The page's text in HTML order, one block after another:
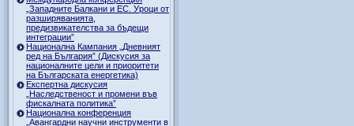
„Западните Балкани и ЕС. Уроци от
разширяванията,
предизвикателства за бъдещи
интеграции”
Национална Кампания „Дневният
ред на България” (Дискусия за
националните цели и приоритети
на Българската енергетика)
Експертна дискусия
„Наследственост и промени във
фискалната политика”
Национална конференция
„Авангардни научни инструменти в